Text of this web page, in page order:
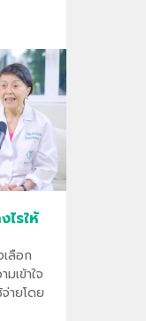
ไรให้
ลือก
เข้าใจ
จ่ายโดย